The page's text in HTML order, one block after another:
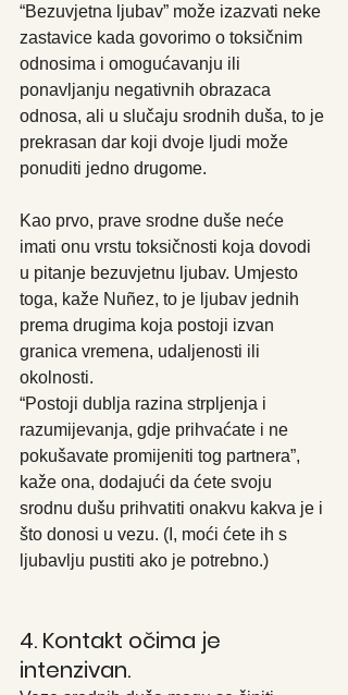
“Bezuvjetna ljubav” može izazvati neke
zastavice kada govorimo o toksičnim
odnosima i omogućavanju ili
ponavljanju negativnih obrazaca
odnosa, ali u slučaju srodnih duša, to je
prekrasan dar koji dvoje ljudi može
ponuditi jedno drugome.
Kao prvo, prave srodne duše neće
imati onu vrstu toksičnosti koja dovodi
u pitanje bezuvjetnu ljubav. Umjesto
toga, kaže Nuñez, to je ljubav jednih
prema drugima koja postoji izvan
granica vremena, udaljenosti ili
okolnosti.
“Postoji dublja razina strpljenja i
razumijevanja, gdje prihvaćate i ne
pokušavate promijeniti tog partnera”,
kaže ona, dodajući da ćete svoju
srodnu dušu prihvatiti onakvu kakva je i
što donosi u vezu. (I, moći ćete ih s
ljubavlju pustiti ako je potrebno.)
4. Kontakt očima je
intenzivan.